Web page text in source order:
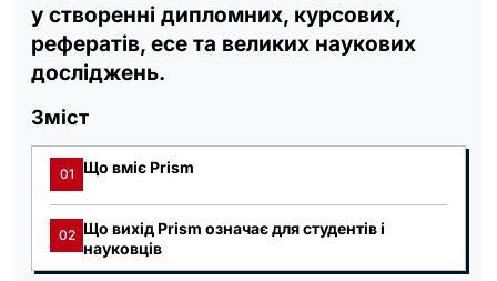
у створенні дипломних, курсових,
рефератів, есе та великих наукових
досліджень.
Зміст
01 Що вміє Prism
02 Що вихід Prism означає для студентів і
науковців